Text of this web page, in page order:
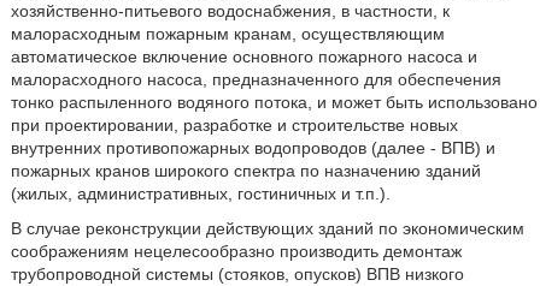
хозяйственно-питьевого водоснабжения, в частности, к
малорасходным пожарным кранам, осуществляющим
автоматическое включение основного пожарного насоса и
малорасходного насоса, предназначенного для обеспечения
тонко распыленного водяного потока, и может быть использовано
при проектировании, разработке и строительстве новых
внутренних противопожарных водопроводов (далее - ВПВ) и
пожарных кранов широкого спектра по назначению зданий
(жилых, административных, гостиничных и т.п.).
В случае реконструкции действующих зданий по экономическим
соображениям нецелесообразно производить демонтаж
трубопроводной системы (стояков, опусков) ВПВ низкого